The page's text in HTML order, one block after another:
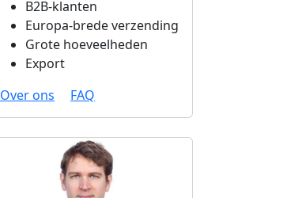
B2B-klanten
Europa-brede verzending
Grote hoeveelheden
Export
Over ons
FAQ